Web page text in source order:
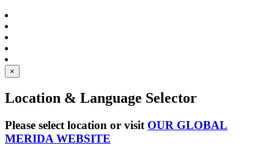
×
Location & Language Selector
Please select location or visit OUR GLOBAL
MERIDA WEBSITE